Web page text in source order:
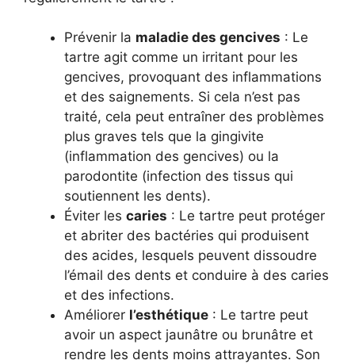
Prévenir la maladie des gencives : Le
tartre agit comme un irritant pour les
gencives, provoquant des inflammations
et des saignements. Si cela n’est pas
traité, cela peut entraîner des problèmes
plus graves tels que la gingivite
(inflammation des gencives) ou la
parodontite (infection des tissus qui
soutiennent les dents).
Éviter les caries : Le tartre peut protéger
et abriter des bactéries qui produisent
des acides, lesquels peuvent dissoudre
l’émail des dents et conduire à des caries
et des infections.
Améliorer l’esthétique : Le tartre peut
avoir un aspect jaunâtre ou brunâtre et
rendre les dents moins attrayantes. Son